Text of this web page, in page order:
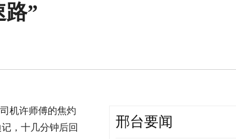
路”
机许师傅的焦灼
，十几分钟后回
邢台要闻